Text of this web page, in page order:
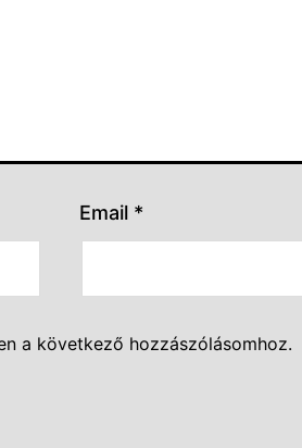
Email *
a következő hozzászólásomhoz.